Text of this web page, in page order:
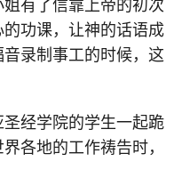
有了信靠上帝的初次
功课，让神的话语成
录制事工的时候，这
经学院的学生一起跪
各地的工作祷告时，